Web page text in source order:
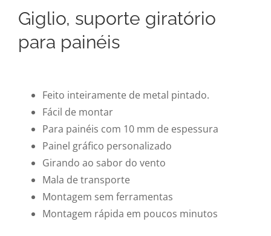
Giglio, suporte giratório
para painéis
Feito inteiramente de metal pintado.
Fácil de montar
Para painéis com 10 mm de espessura
Painel gráfico personalizado
Girando ao sabor do vento
Mala de transporte
Montagem sem ferramentas
Montagem rápida em poucos minutos